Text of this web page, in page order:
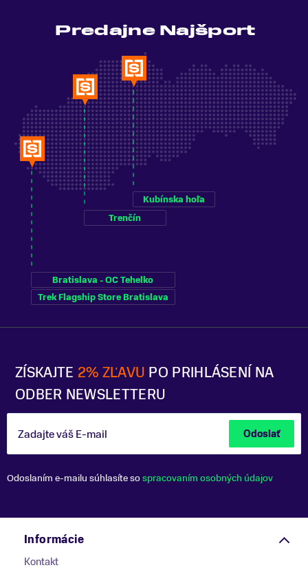
ZÍSKAJTE 2% ZĽAVU PO PRIHLÁSENÍ NA
ODBER NEWSLETTERU
Zadajte váš E-mail Odoslať
Odoslaním e-mailu súhlasíte sospracovaním osobných údajov
Predajne Najšport
Bratislava - OC Tehelko
Trek Flagship Store Bratislava
Trenčín
Kubínska hoľa
Informácie
Kontakt